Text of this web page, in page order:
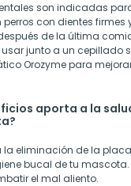
son indicadas
con dientes firmes
de la última
junto a un cepillado
Orozyme para
aporta a la
la eliminación de la
bucal de tu mascota.
el mal aliento.